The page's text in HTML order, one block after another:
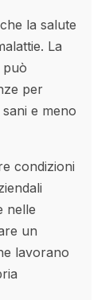
la salute
La
può
per
e meno
condizioni
nelle
un
lavorano